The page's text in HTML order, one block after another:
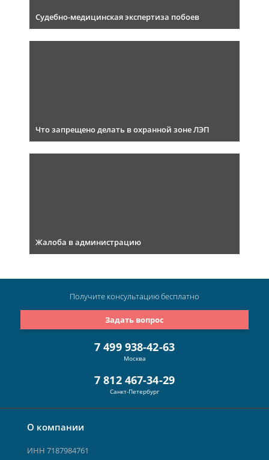
Судебно-медицинская экспертиза побоев
Что запрещено делать в охранной зоне ЛЭП
Жалоба в администрацию
О компании
ИНН 7187984761
7 499 938-42-63
Москва
7 812 467-34-29
Санкт-Петербург
Задать вопрос
Получите консультациюбесплатно